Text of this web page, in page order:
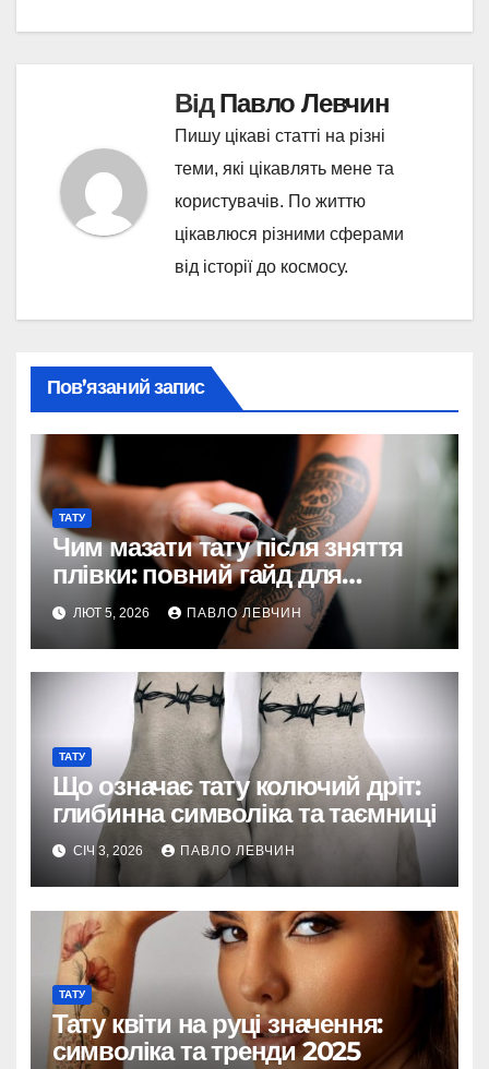
ВідПавло Левчин
Пишу цікаві статті на різні
теми, які цікавлять мене та
користувачів. По життю
цікавлюся різними сферами
від історії до космосу.
Пов’язаний запис
ТАТУ
Чим мазати тату після зняття
плівки: повний гайд для
ідеального загоєння
ЛЮТ 5, 2026 ПАВЛО ЛЕВЧИН
ТАТУ
Що означає тату колючий дріт:
глибинна символіка та таємниці
СІЧ 3, 2026 ПАВЛО ЛЕВЧИН
ТАТУ
Тату квіти на руці значення:
символіка та тренди 2025